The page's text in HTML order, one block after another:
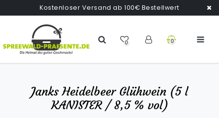
Kostenloser Versand ab 100€ Bestellwert
0 0
Janks Heidelbeer Glühwein (5 l
KANISTER / 8,5 % vol)